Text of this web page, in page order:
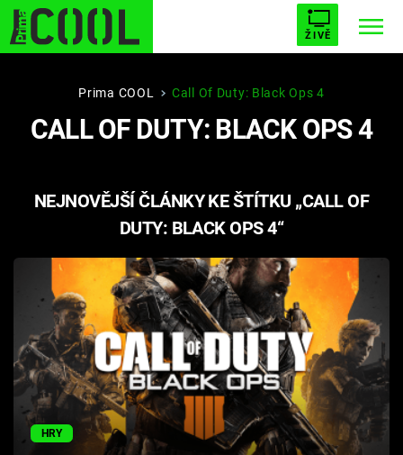
ŽIVĚ
STARHOUSE BUFFY, PŘEMOŽITELKA UPÍRŮ
ESCAPE PLNEJ KOTEL AVENGERS 5
Filmy
Seriály
Hry
Cool Esport
Prima COOL Call Of Duty: Black Ops 4
CALL OF DUTY: BLACK OPS 4
NEJNOVĚJŠÍ ČLÁNKY KE ŠTÍTKU „CALL OF
DUTY: BLACK OPS 4“
HRY